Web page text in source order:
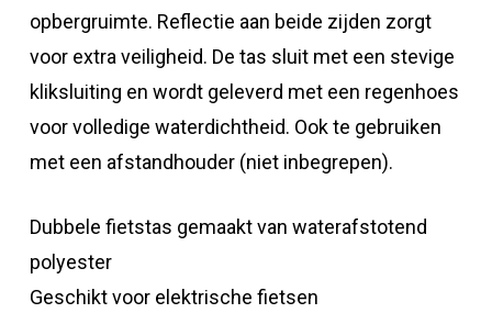
opbergruimte. Reflectie aan beide zijden zorgt
voor extra veiligheid. De tas sluit met een stevige
kliksluiting en wordt geleverd met een regenhoes
voor volledige waterdichtheid. Ook te gebruiken
met een afstandhouder (niet inbegrepen).
Dubbele fietstas gemaakt van waterafstotend
polyester
Geschikt voor elektrische fietsen